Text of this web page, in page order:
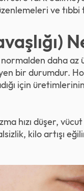
ve
normalden daha
bir durumdur.
için
hızı düşer,
kilo artışı